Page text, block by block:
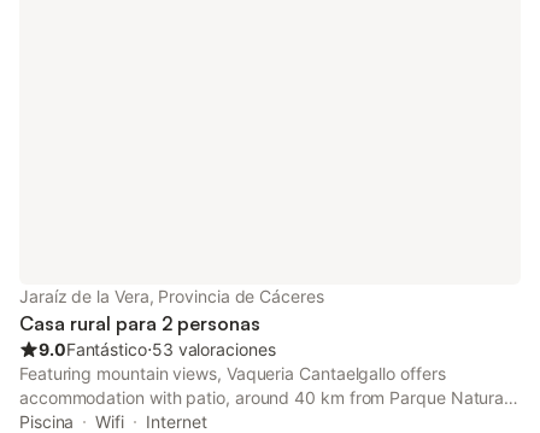
Jaraíz de la Vera, Provincia de Cáceres
Casa rural para 2 personas
9.0Fantástico⋅53 valoraciones
Featuring mountain views, Vaqueria Cantaelgallo offers
accommodation with patio, around 40 km from Parque Natural
de Monfragüe. This property offers access to a terrace, free
Piscina Wifi
Internet